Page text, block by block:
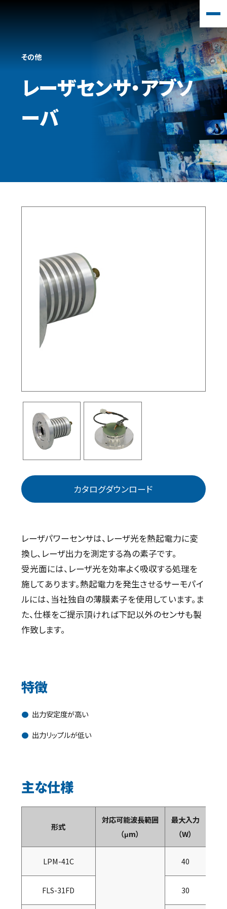
その他
レーザセンサ・アブソ
ーバ
カタログダウンロード
レーザパワーセンサは、レーザ光を熱起電力に変
換し、レーザ出力を測定する為の素子です。
受光面には、レーザ光を効率よく吸収する処理を
施してあります。熱起電力を発生させるサーモパイ
ルには、当社独自の薄膜素子を使用しています。ま
た、仕様をご提示頂ければ下記以外のセンサも製
作致します。
特徴
出力安定度が高い
出力リップルが低い
主な仕様
形式
対応可能波長範囲
（μm）
最大入力
（W）
LPM-41C 40
FLS-31FD 30